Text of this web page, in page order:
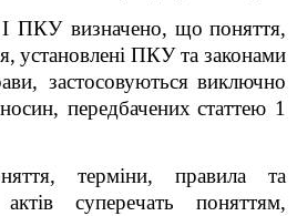
ПКУ визначено, що поняття,
установлені ПКУта законами
застосовуються виключно
передбачених статтею 1
терміни, правила та
актів суперечать
поняттям,